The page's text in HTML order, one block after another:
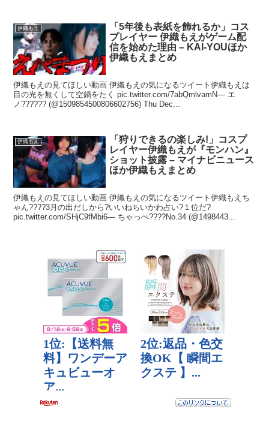
伊織もえ
「5年後も表紙を飾れるか」コス
プレイヤー 伊織もえがゲーム配
信を始めた理由 – KAI-YOUほか
伊織もえまとめ
伊織もえの見てほしい動画 伊織もえの気になるツイート伊織もえは
目の光を無くして空鍋をたく pic.twitter.com/7abQmlvamN— エ
ノ?????? (@1509854500806602756) Thu Dec...
伊織もえ
「狩りできるの楽しみ!」コスプ
レイヤー伊織もえが『モンハン』
ショット披露 – マイナビニュース
ほか伊織もえまとめ
伊織もえの見てほしい動画 伊織もえの気になるツイート伊織もえち
ゃん????3月の出だしから?いいねちいかわ占い?１位だ?
pic.twitter.com/SHjC9fMbi6— ちゃっぺ????No.34 (@1498443...